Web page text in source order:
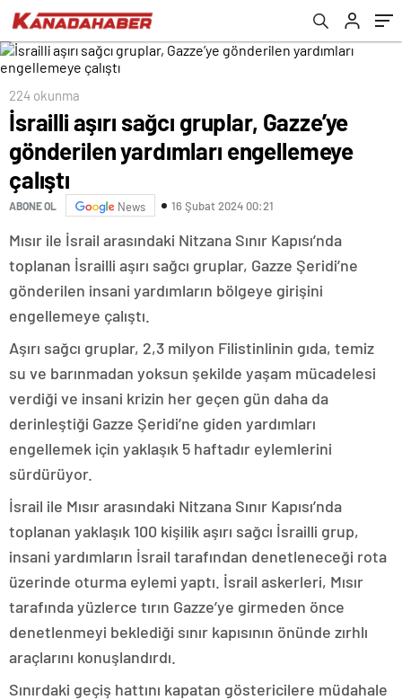
224 okunma
İsrailli aşırı sağcı gruplar, Gazze’ye
gönderilen yardımları engellemeye
çalıştı
ABONE OL News 16 Şubat 2024 00:21
Mısır ile İsrail arasındaki Nitzana Sınır Kapısı’nda
toplanan İsrailli aşırı sağcı gruplar, Gazze Şeridi’ne
gönderilen insani yardımların bölgeye girişini
engellemeye çalıştı.
Aşırı sağcı gruplar, 2,3 milyon Filistinlinin gıda, temiz
su ve barınmadan yoksun şekilde yaşam mücadelesi
verdiği ve insani krizin her geçen gün daha da
derinleştiği Gazze Şeridi’ne giden yardımları
engellemek için yaklaşık 5 haftadır eylemlerini
sürdürüyor.
İsrail ile Mısır arasındaki Nitzana Sınır Kapısı’nda
toplanan yaklaşık 100 kişilik aşırı sağcı İsrailli grup,
insani yardımların İsrail tarafından denetleneceği rota
üzerinde oturma eylemi yaptı. İsrail askerleri, Mısır
tarafında yüzlerce tırın Gazze’ye girmeden önce
denetlenmeyi beklediği sınır kapısının önünde zırhlı
araçlarını konuşlandırdı.
Sınırdaki geçiş hattını kapatan göstericilere müdahale